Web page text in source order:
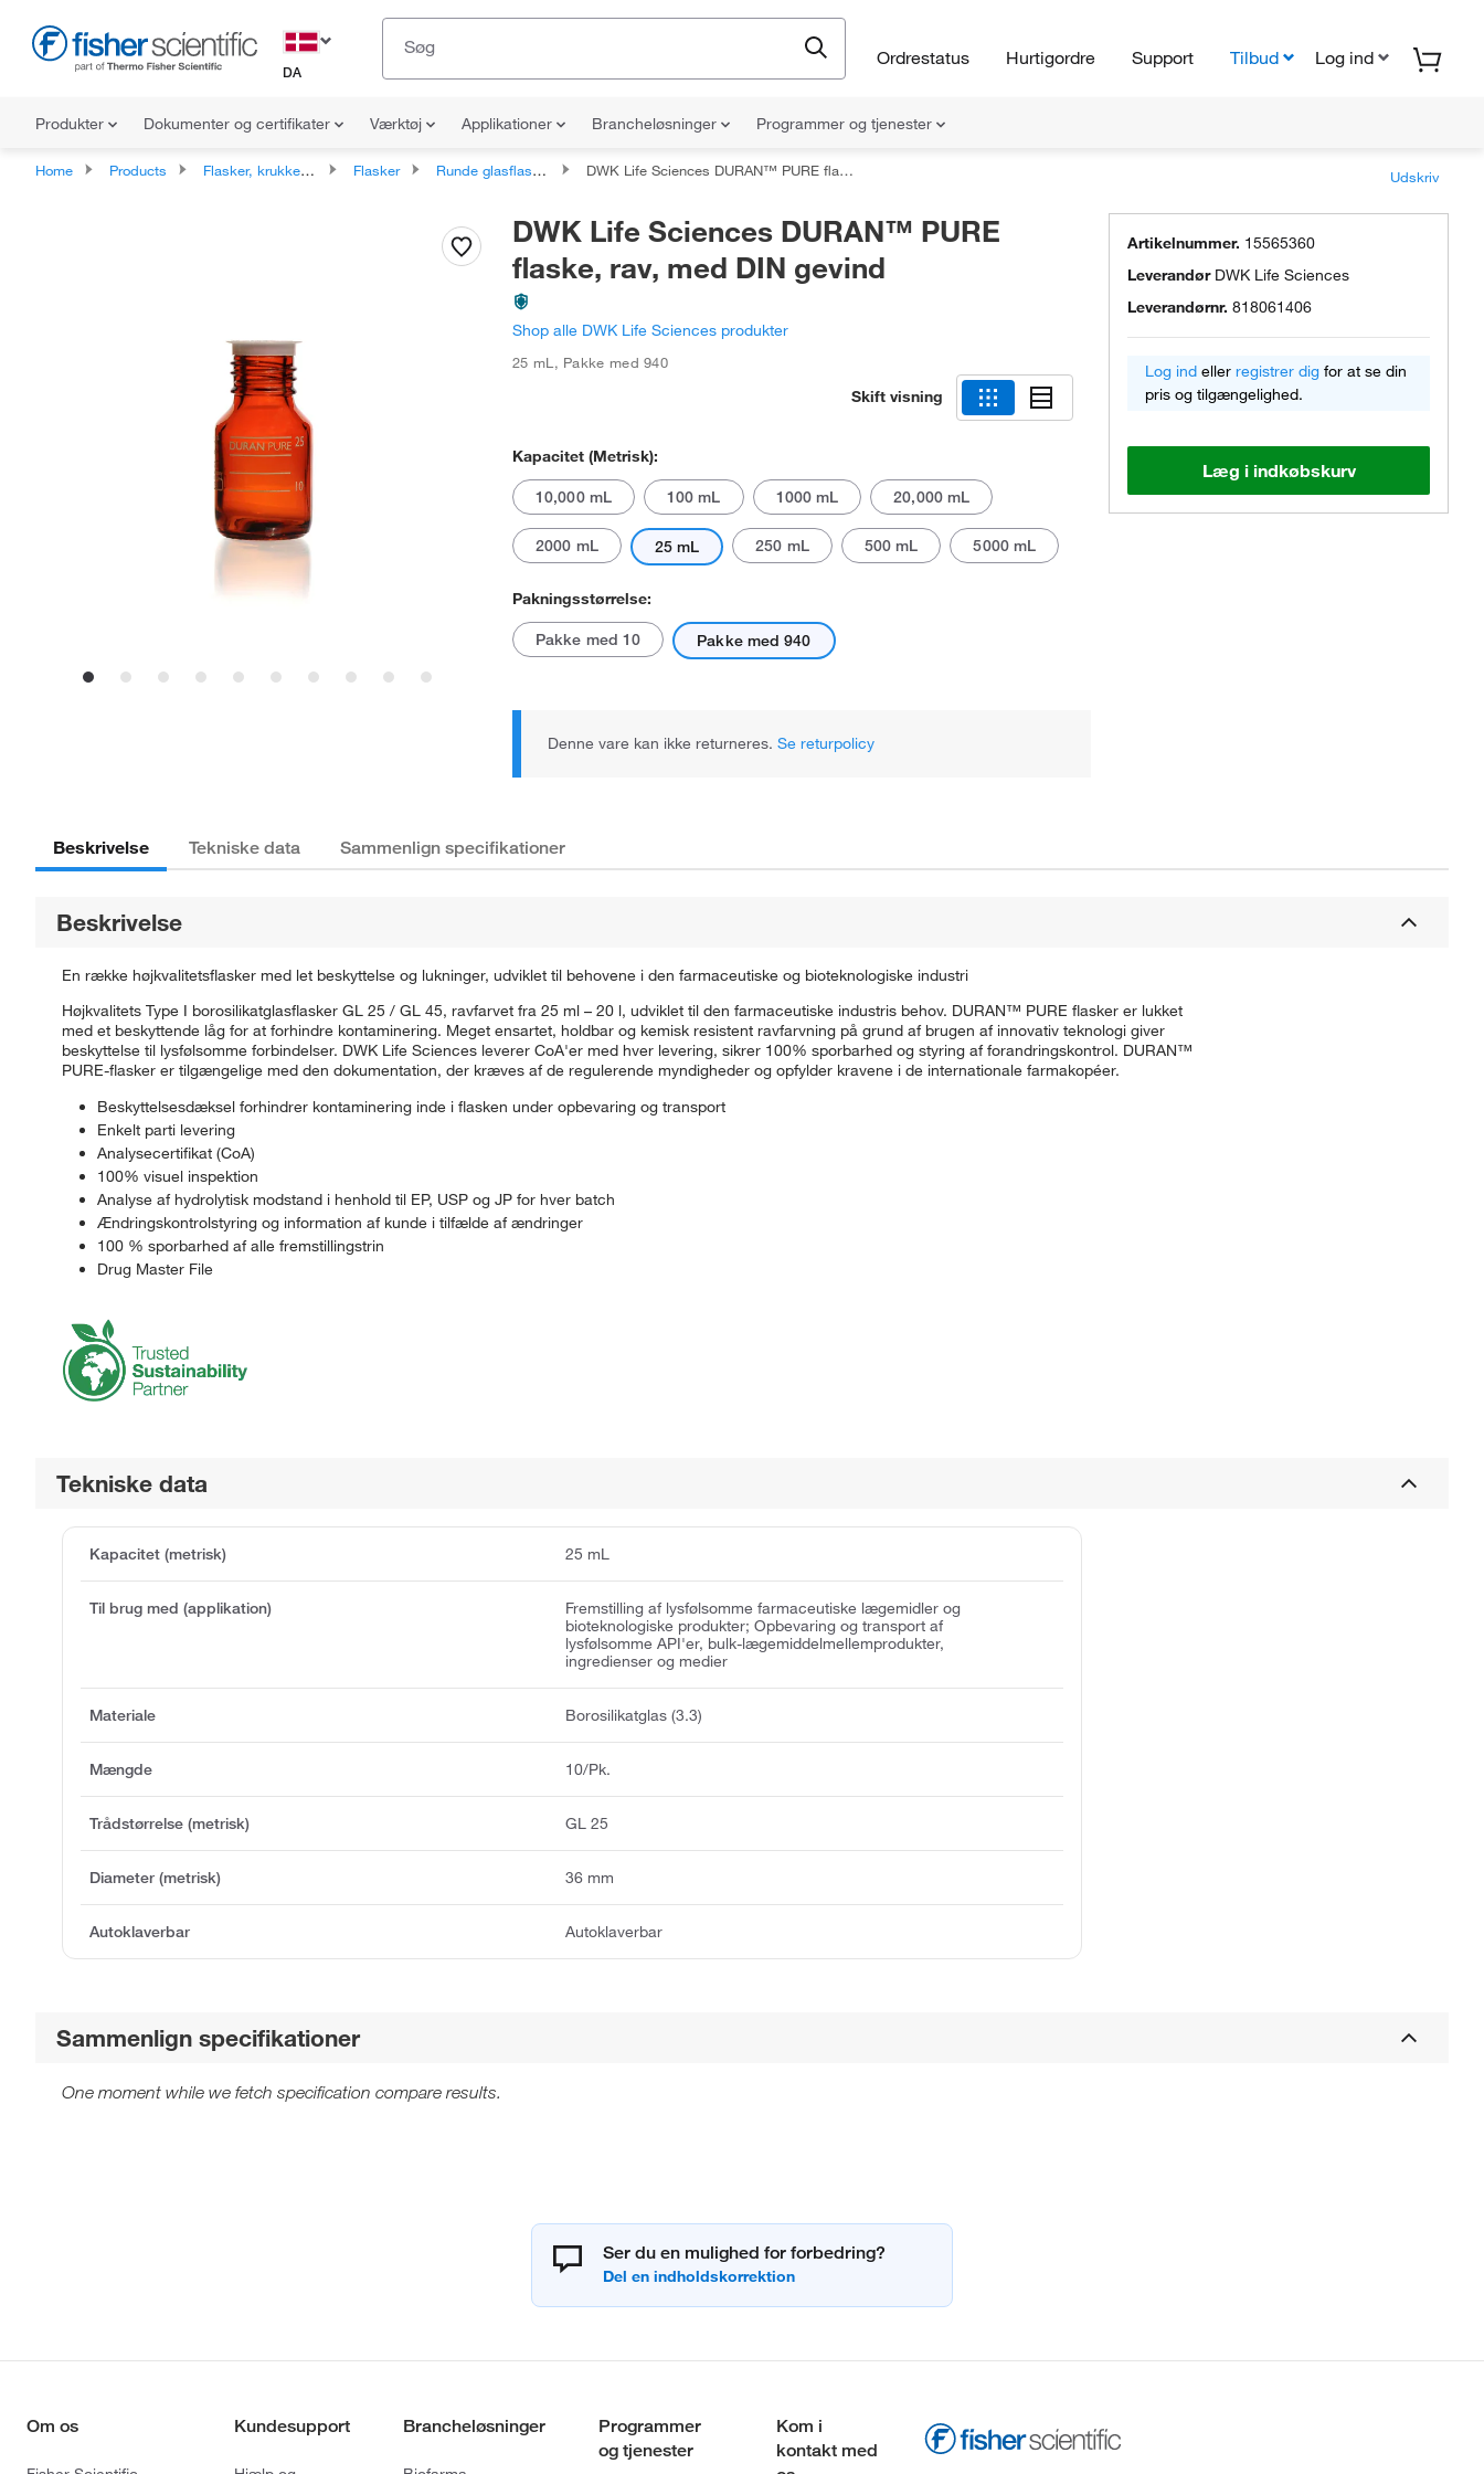
DA
Ordrestatus Hurtigordre Support Tilbud Log ind
Produkter Dokumenter og certifikater Værktøj Applikationer Brancheløsninger Programmer og tjenester
Home Products Flasker, krukker og kander Flasker Runde glasflasker DWK Life Sciences DURAN™ PURE flaske, rav, med DIN gevind Udskriv
Det faktiske produkt kan afvige.
DWK Life Sciences DURAN™ PURE
flaske, rav, med DIN gevind
Shop alle DWK Life Sciences produkter
25 mL , Pakke med 940
Skift visning
Kapacitet (metrisk):
10,000 mL 100 mL 1000 mL 20,000 mL
2000 mL 25 mL 250 mL 500 mL 5000 mL
Pakningsstørrelse:
Pakke med 10 Pakke med 940
Denne vare kan ikke returneres. Se returpolicy
Artikelnummer. 15565360
Leverandør DWK Life Sciences
Leverandørnr. 818061406
Log ind eller registrer dig for at se din
pris og tilgængelighed.
Læg i indkøbskurv
Beskrivelse Tekniske data Sammenlign specifikationer
Beskrivelse
En række højkvalitetsflasker med let beskyttelse og lukninger, udviklet til behovene i den farmaceutiske og bioteknologiske industri
Højkvalitets Type I borosilikatglasflasker GL 25 / GL 45, ravfarvet fra 25 ml – 20 l, udviklet til den farmaceutiske industris behov. DURAN™ PURE flasker er lukket
med et beskyttende låg for at forhindre kontaminering. Meget ensartet, holdbar og kemisk resistent ravfarvning på grund af brugen af innovativ teknologi giver
beskyttelse til lysfølsomme forbindelser. DWK Life Sciences leverer CoA'er med hver levering, sikrer 100% sporbarhed og styring af forandringskontrol. DURAN™
PURE-flasker er tilgængelige med den dokumentation, der kræves af de regulerende myndigheder og opfylder kravene i de internationale farmakopéer.
Beskyttelsesdæksel forhindrer kontaminering inde i flasken under opbevaring og transport
Enkelt parti levering
Analysecertifikat (CoA)
100% visuel inspektion
Analyse af hydrolytisk modstand i henhold til EP, USP og JP for hver batch
Ændringskontrolstyring og information af kunde i tilfælde af ændringer
100 % sporbarhed af alle fremstillingstrin
Drug Master File
Tekniske data
Kapacitet (metrisk) 25 mL
Til brug med (applikation)
Fremstilling af lysfølsomme farmaceutiske lægemidler og
bioteknologiske produkter; Opbevaring og transport af
lysfølsomme API'er, bulk-lægemiddelmellemprodukter,
ingredienser og medier
Materiale Borosilikatglas (3.3)
Mængde 10/Pk.
Trådstørrelse (metrisk) GL 25
Diameter (metrisk) 36 mm
Autoklaverbar Autoklaverbar
Sammenlign specifikationer
One moment while we fetch specification compare results.
Ser du en mulighed for forbedring?
Om os Kundesupport Brancheløsninger
Programmer
og tjenester
Kom i
kontakt med